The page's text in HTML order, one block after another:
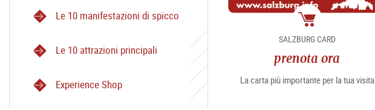
Le 10 manifestazioni di spicco
Le 10 attrazioni principali
Experience Shop
Pacchetto
SALZBURG CARD
prenota ora
La carta più importante per la tua visita